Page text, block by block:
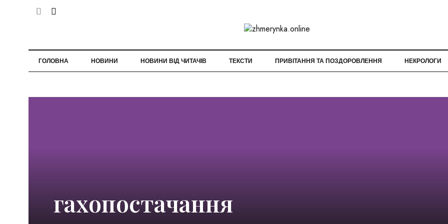
ГОЛОВНА НОВИНИ НОВИНИ ВІД ЧИТАЧІВ ТЕКСТИ ПРИВІТАННЯ ТА ПОЗДОРОВЛЕННЯ НЕКРОЛОГИ
гахопостачання